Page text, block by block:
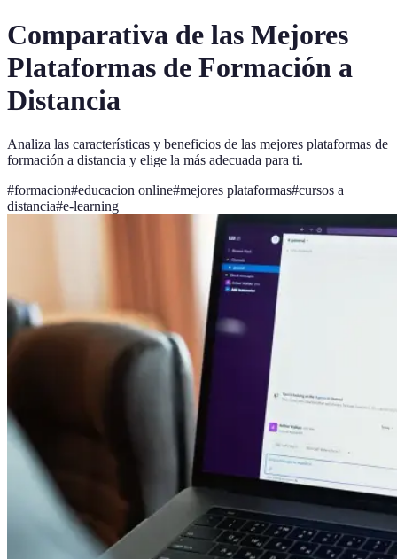
Comparativa de las Mejores
Plataformas de Formación a
Distancia
Analiza las características y beneficios de las mejores plataformas de
formación a distancia y elige la más adecuada para ti.
#formacion#educacion online#mejores plataformas#cursos a
distancia#e-learning